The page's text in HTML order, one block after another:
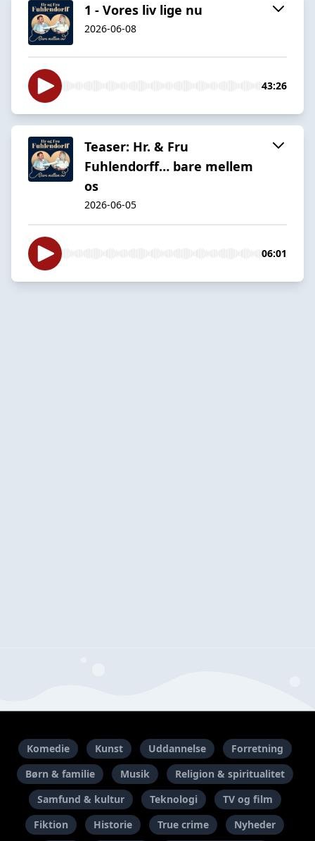
1 - Vores liv lige nu
2026-06-08
43:26
Teaser: Hr. & Fru
Fuhlendorff… bare mellem
os
2026-06-05
06:01
Komedie Kunst Uddannelse
Forretning
Børn & familie
Musik
Religion & spiritualitet
Samfund & kultur
Teknologi
TV og film
Fiktion
Historie True crime Nyheder